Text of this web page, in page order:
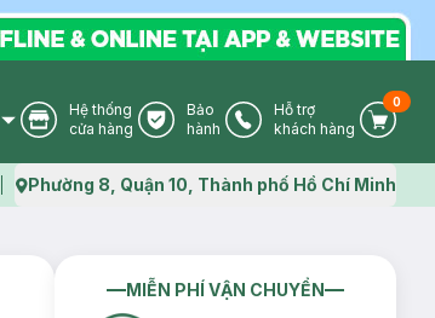
Store Icon
Hệ thống
cửa hàng
Warranty Icon
Bảo
hành
Phone Icon
Hỗ trợ
khách hàng
Cart
0
Map icon
Phường 8, Quận 10, Thành phố Hồ Chí Minh
MIỄN PHÍ VẬN CHUYỂN